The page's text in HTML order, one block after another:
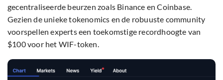
gecentraliseerde beurzen zoals Binance en Coinbase.
Gezien de unieke tokenomics en de robuuste community
voorspellen experts een toekomstige recordhoogte van
$100 voor het WIF-token.